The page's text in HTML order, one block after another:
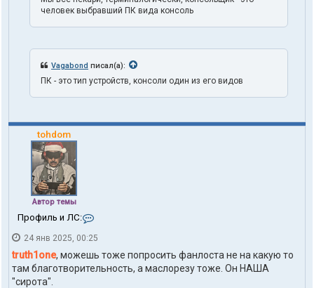
человек выбравший ПК вида консоль
Vagabond писал(а):
ПК - это тип устройств, консоли один из его видов
tohdom
Автор темы
Профиль и ЛС:
н
а
к
24 янв 2025, 00:25
truth1one, можешь тоже попросить фанлоста не на какую то
там благотворительность, а маслорезу тоже. Он НАША
"сирота".